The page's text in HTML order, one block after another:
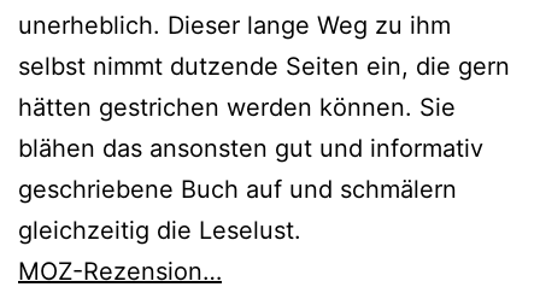
unerheblich. Dieser lange Weg zu ihm
selbst nimmt dutzende Seiten ein, die gern
hätten gestrichen werden können. Sie
blähen das ansonsten gut und informativ
geschriebene Buch auf und schmälern
gleichzeitig die Leselust.
MOZ-Rezension…